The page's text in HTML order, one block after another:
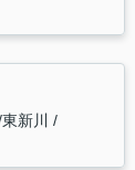
東新川